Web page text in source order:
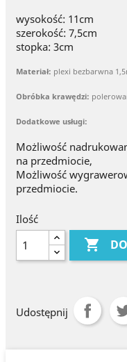
wysokość: 11cm
szerokość: 7,5cm
stopka: 3cm
Materiał: plexi bezbarwna
Obróbka krawędzi:
Dodatkowe usługi:
Możliwość
na przedmiocie,
Możliwość
przedmiocie.
Ilość

Udostępnij